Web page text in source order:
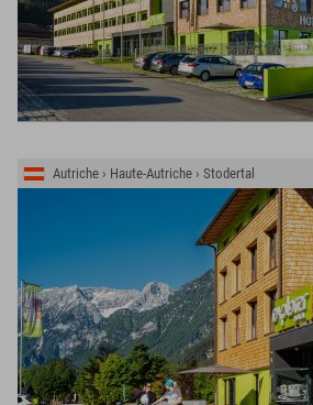
Autriche › Haute-Autriche › Stodertal